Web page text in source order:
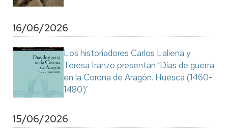
16/06/2026
Los historiadores Carlos Laliena y
Teresa Iranzo presentan ‘Días de guerra
en la Corona de Aragón. Huesca (1460-
1480)’
15/06/2026